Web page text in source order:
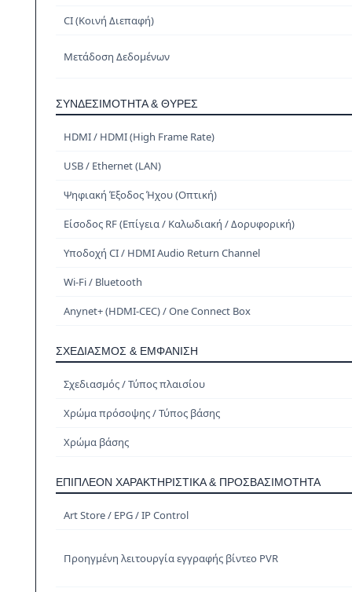
CI (Κοινή Διεπαφή)
Μετάδοση Δεδομένων
ΣΥΝΔΕΣΙΜΌΤΗΤΑ & ΘΎΡΕΣ
HDMI / HDMI (High Frame Rate)
USB / Ethernet (LAN)
Ψηφιακή Έξοδος Ήχου (Οπτική)
Είσοδος RF (Επίγεια / Καλωδιακή / Δορυφορική)
Υποδοχή CI / HDMI Audio Return Channel
Wi-Fi / Bluetooth
Anynet+ (HDMI-CEC) / One Connect Box
ΣΧΕΔΙΑΣΜΌΣ & ΕΜΦΆΝΙΣΗ
Σχεδιασμός / Τύπος πλαισίου
Χρώμα πρόσοψης / Τύπος βάσης
Χρώμα βάσης
ΕΠΙΠΛΈΟΝ ΧΑΡΑΚΤΗΡΙΣΤΙΚΆ & ΠΡΟΣΒΑΣΙΜΌΤΗΤΑ
Art Store / EPG / IP Control
Προηγμένη λειτουργία εγγραφής βίντεο PVR